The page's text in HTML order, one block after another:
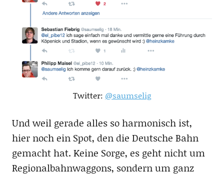
Twitter: @saumselig
Und weil gerade alles so harmonisch ist,
hier noch ein Spot, den die Deutsche Bahn
gemacht hat. Keine Sorge, es geht nicht um
Regionalbahnwaggons, sondern um ganz